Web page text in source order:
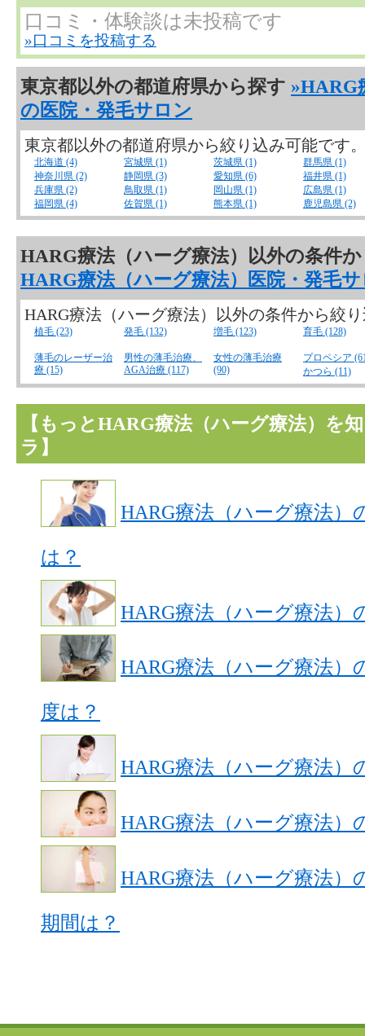
口コミ・体験談は未投稿です
»口コミを投稿する
東京都以外の都道府県から探す »HARG
の医院・発毛サロン
東京都以外の都道府県から絞り込み可能です
北海道 (4) 宮城県 (1) 茨城県 (1)
群馬県 (1)
神奈川県 (2)
静岡県 (3) 愛知県 (6)
福井県 (1)
兵庫県 (2)
鳥取県 (1) 岡山県 (1)
広島県 (1)
福岡県 (4)
佐賀県 (1) 熊本県 (1) 鹿児島県 (2)
HARG療法（ハーグ療法）以外の条件
HARG療法（ハーグ療法）医院・発毛
HARG療法（ハーグ療法）以外の条件から絞
植毛 (23) 発毛 (132) 増毛 (123) 育毛 (128)
薄毛のレーザー治
療 (15)
男性の薄毛治療、
AGA治療 (117)
女性の薄毛治療
(90)
プロペシア
かつら (11)
【もっとHARG療法（ハーグ療法）を
ラ】
HARG療法（ハーグ療法）
は？
HARG療法（ハーグ療法）
HARG療法（ハーグ療法）
度は？
HARG療法（ハーグ療法）
HARG療法（ハーグ療法）
HARG療法（ハーグ療法）
期間は？